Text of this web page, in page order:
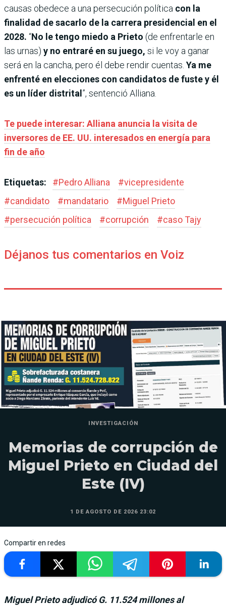
causas obedece a una persecución política con la
finalidad de sacarlo de la carrera presidencial en el
2028. “No le tengo miedo a Prieto (de enfrentarle en
las urnas) y no entraré en su juego, si le voy a ganar
será en la cancha, pero él debe rendir cuentas. Ya me
enfrenté en elecciones con candidatos de fuste y él
es un líder distrital ”, sentenció Alliana.
Te puede interesar: Alliana anuncia la visita de
inversores de EE. UU. interesados en energía para
fin de año
Etiquetas: #Pedro Alliana #vicepresidente
#candidato #mandatario #Miguel Prieto
#persecución política #corrupción #caso Tajy
Déjanos tus comentarios en Voiz
INVESTIGACIÓN
Memorias de corrupción de
Miguel Prieto en Ciudad del
Este (IV)
1 DE AGOSTO DE 2026 23:02
Compartir en redes
Miguel Prieto adjudicó G. 11.524 millones al